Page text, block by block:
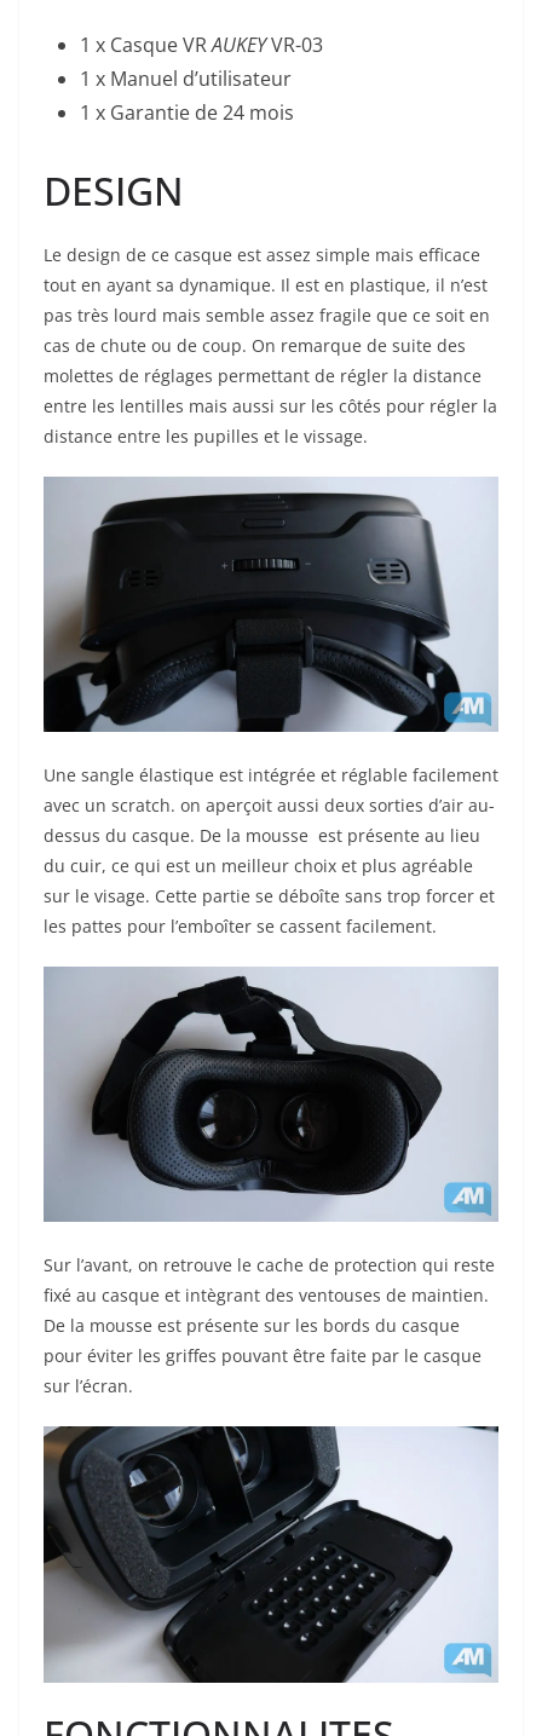
1 x Casque VRAUKEYVR-03
1 x Manuel d’utilisateur
1 x Garantie de 24 mois
DESIGN
Le design de ce casque est assez simple mais efficace
tout en ayant sa dynamique. Il est en plastique, il n’est
pas très lourd mais semble assez fragile que ce soit en
cas de chute ou de coup. On remarque de suite des
molettes de réglages permettant de régler la distance
entre les lentilles mais aussi sur les côtés pour régler la
distance entre les pupilles et le vissage.
Une sangle élastique est intégrée et réglable facilement
avec un scratch. on aperçoit aussi deux sorties d’air au-
dessus du casque. De la mousse est présente au lieu
du cuir, ce qui est un meilleur choix et plus agréable
sur le visage. Cette partie se déboîte sans trop forcer et
les pattes pour l’emboîter se cassent facilement.
Sur l’avant, on retrouve le cache de protection qui reste
fixé au casque et intègrant des ventouses de maintien.
De la mousse est présente sur les bords du casque
pour éviter les griffes pouvant être faite par le casque
sur l’écran.